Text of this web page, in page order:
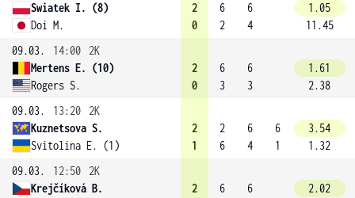
Swiatek I. (8)
Doi M.
2
0
6
2
6
4
1.05
11.45
09.03.
14:00
2K
Mertens E. (10)
Rogers S.
2
0
6
3
6
3
1.61
2.38
09.03.
13:20
2K
Kuznetsova S.
Svitolina E. (1)
2
1
2
6
6
4
6
1
3.54
1.32
09.03.
12:50
2K
Krejčíková B.
2
6
6
2.02